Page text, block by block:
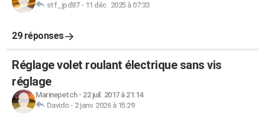
stf_jpd87- 11 déc. 2025 à 07:33
29 réponses
Réglage volet roulant électrique sans vis
réglage
Marinepetch- 22 juil. 2017 à 21:14
Davido- 2 janv. 2026 à 15:29